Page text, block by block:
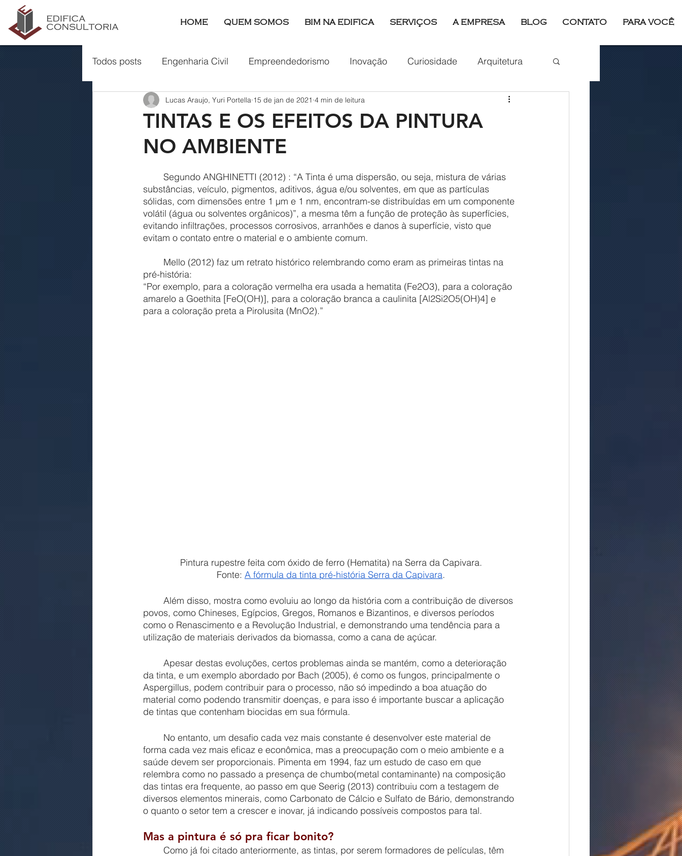
HOME QUEM SOMOS BIM NA EDIFICA SERVIÇOS A EMPRESA BLOG CONTATO PARA VOCÊ
Todos posts Engenharia Civil Empreendedorismo Inovação Curiosidade Arquitetura
Carta de Serviço Sustentabilidade Projeto Hidrossanitário
Projeto Estrutural
TINTAS E OS EFEITOS DA PINTURA
NO AMBIENTE
Lucas Araujo, Yuri Portella 15 de jan de 2021 4 min de leitura
substâncias, veículo, pigmentos, aditivos, água e/ou solventes, em que as partículas
sólidas, com dimensões entre 1 µm e 1 nm, encontram-se distribuídas em um componente
volátil (água ou solventes orgânicos)”, a mesma têm a função de proteção às superfícies,
evitando infiltrações, processos corrosivos, arranhões e danos à superfície, visto que
evitam o contato entre o material e o ambiente comum.
pré-história:
“Por exemplo, para a coloração vermelha era usada a hematita (Fe2O3), para a coloração
amarelo a Goethita [FeO(OH)], para a coloração branca a caulinita [Al2Si2O5(OH)4] e
para a coloração preta a Pirolusita (MnO2).”
Pintura rupestre feita com óxido de ferro (Hematita) na Serra da Capivara.
Fonte: A fórmula da tinta pré-história Serra da Capivara.
povos, como Chineses, Egípcios, Gregos, Romanos e Bizantinos, e diversos períodos
como o Renascimento e a Revolução Industrial, e demonstrando uma tendência para a
utilização de materiais derivados da biomassa, como a cana de açúcar.
da tinta, e um exemplo abordado por Bach (2005), é como os fungos, principalmente o
Aspergillus, podem contribuir para o processo, não só impedindo a boa atuação do
material como podendo transmitir doenças, e para isso é importante buscar a aplicação
de tintas que contenham biocidas em sua fórmula.
forma cada vez mais eficaz e econômica, mas a preocupação com o meio ambiente e a
saúde devem ser proporcionais. Pimenta em 1994, faz um estudo de caso em que
relembra como no passado a presença de chumbo(metal contaminante) na composição
das tintas era frequente, ao passo em que Seerig (2013) contribuiu com a testagem de
diversos elementos minerais, como Carbonato de Cálcio e Sulfato de Bário, demonstrando
o quanto o setor tem a crescer e inovar, já indicando possíveis compostos para tal.
Mas a pintura é só pra ficar bonito?